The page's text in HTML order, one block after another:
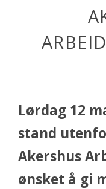
Lørdag 12
stand
Akershus
ønsket å gi